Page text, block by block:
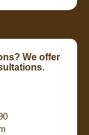
We offer